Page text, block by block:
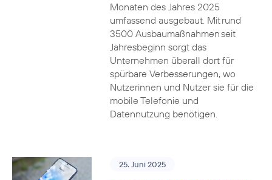
Monaten des Jahres 2025
umfassend ausgebaut. Mit rund
3500 Ausbaumaßnahmen seit
Jahresbeginn sorgt das
Unternehmen überall dort für
spürbare Verbesserungen, wo
Nutzerinnen und Nutzer sie für die
mobile Telefonie und
Datennutzung benötigen.
25. Juni 2025